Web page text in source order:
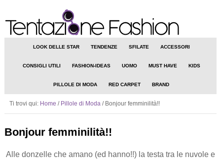
LOOK DELLE STAR TENDENZE SFILATE ACCESSORI
CONSIGLI UTILI FASHION-IDEAS UOMO MUST HAVE KIDS
PILLOLE DI MODA RED CARPET BRAND
Ti trovi qui: Home / Pillole di Moda /Bonjour femminilità!!
Bonjour femminilità!!
Alle donzelle che amano (ed hanno!!) la testa tra le nuvole e